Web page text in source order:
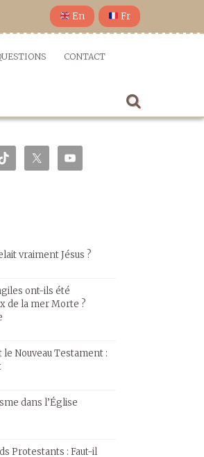
En Fr
CONTACT
vraiment Jésus ?
ont-ils été
de la mer Morte ?
Nouveau Testament :
dans l’Église
Protestants : Faut-il